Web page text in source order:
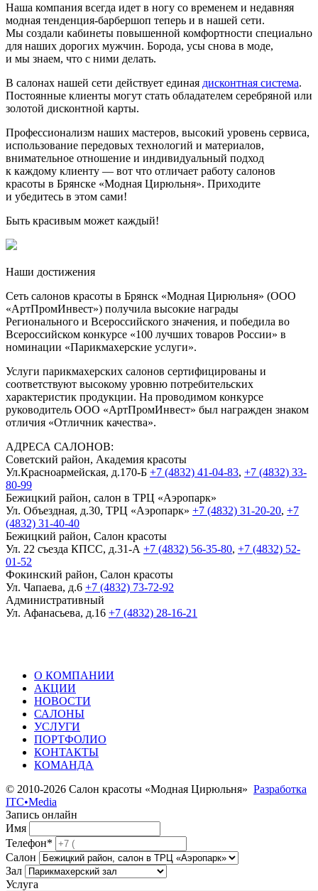
Наша компания всегда идет в ногу со временем и недавняя
модная тенденция-барбершоп теперь и в нашей сети.
Мы создали кабинеты повышенной комфортности специально
для наших дорогих мужчин. Борода, усы снова в моде,
и мы знаем, что с ними делать.
В салонах нашей сети действует единая дисконтная система.
Постоянные клиенты могут стать обладателем серебряной или
золотой дисконтной карты.
Профессионализм наших мастеров, высокий уровень сервиса,
использование передовых технологий и материалов,
внимательное отношение и индивидуальный подход
к каждому клиенту — вот что отличает работу салонов
красоты в Брянске «Модная Цирюльня». Приходите
и убедитесь в этом сами!
Быть красивым может каждый!
Наши достижения
Сеть салонов красоты в Брянск «Модная Цирюльня» (ООО
«АртПромИнвест») получила высокие награды
Регионального и Всероссийского значения, и победила во
Всероссийском конкурсе «100 лучших товаров России» в
номинации «Парикмахерские услуги».
Услуги парикмахерских салонов сертифицированы и
соответствуют высокому уровню потребительских
характеристик продукции. На проводимом конкурсе
руководитель ООО «АртПромИнвест» был награжден знаком
отличия «Отличник качества».
АДРЕСА САЛОНОВ:
Советский район, Академия красоты
Ул.Красноармейская, д.170-Б +7 (4832) 41-04-83, +7 (4832) 33-
80-99
Бежицкий район, салон в ТРЦ «Аэропарк»
Ул. Объездная, д.30, ТРЦ «Аэропарк» +7 (4832) 31-20-20, +7
(4832) 31-40-40
Бежицкий район, Салон красоты
Ул. 22 съезда КПСС, д.31-А +7 (4832) 56-35-80, +7 (4832) 52-
01-52
Фокинский район, Салон красоты
Ул. Чапаева, д.6 +7 (4832) 73-72-92
Административный
Ул. Афанасьева, д.16 +7 (4832) 28-16-21
О КОМПАНИИ
АКЦИИ
НОВОСТИ
САЛОНЫ
УСЛУГИ
ПОРТФОЛИО
КОНТАКТЫ
КОМАНДА
© 2010-2026 Салон красоты «Модная Цирюльня» Разработка
ITC•Media
Запись онлайн
Имя
Телефон*
Салон
Зал
Услуга